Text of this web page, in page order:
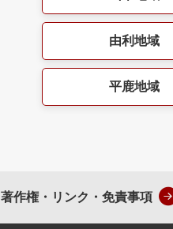
由利地域
平鹿地域
著作権・リンク・免責事項